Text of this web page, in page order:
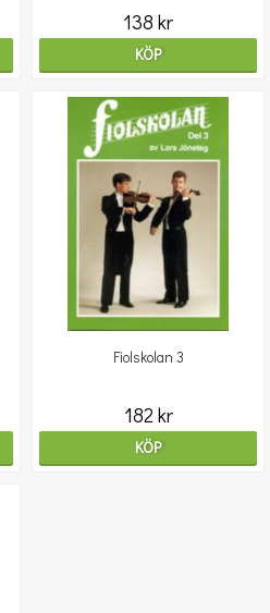
138 kr
KÖP
Fiolskolan 3
182 kr
KÖP